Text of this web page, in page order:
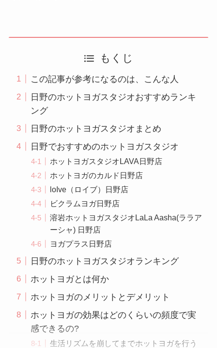
もくじ
この記事が参考になるのは、こんな人
日野のホットヨガスタジオおすすめランキ
ング
日野のホットヨガスタジオまとめ
日野でおすすめのホットヨガスタジオ
ホットヨガスタジオLAVA日野店
ホットヨガのカルド日野店
loIve（ロイブ）日野店
ビクラムヨガ日野店
溶岩ホットヨガスタジオLaLa Aasha(ララア
ーシャ) 日野店
ヨガプラス日野店
日野のホットヨガスタジオランキング
ホットヨガとは何か
ホットヨガのメリットとデメリット
ホットヨガの効果はどのくらいの頻度で実
感できるの?
生活リズムを崩してまでホットヨガを行う